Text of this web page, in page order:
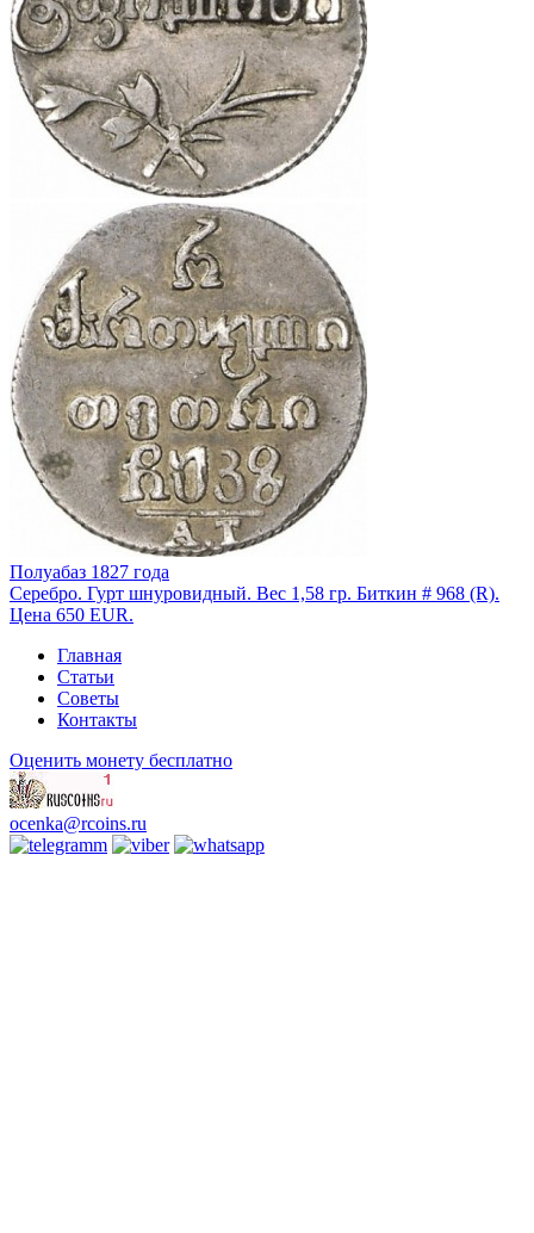
Полуабаз 1827 года
Серебро. Гурт шнуровидный. Вес 1,58 гр. Биткин # 968 (R).
Цена 650 EUR.
Главная
Статьи
Советы
Контакты
Оценить монету бесплатно
ocenka@rcoins.ru